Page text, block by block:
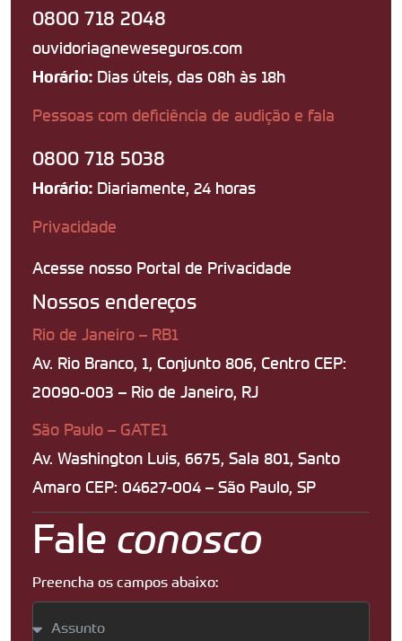
0800 718 2048
ouvidoria@neweseguros.com
Horário: Dias úteis, das 08h às 18h
Pessoas com deficiência de audição e fala
0800 718 5038
Horário: Diariamente, 24 horas
Privacidade
Acesse nosso Portal de Privacidade
Nossos endereços
Rio de Janeiro – RB1
Av. Rio Branco, 1, Conjunto 806, Centro CEP:
20090-003 – Rio de Janeiro, RJ
São Paulo – GATE1
Av. Washington Luis, 6675, Sala 801, Santo
Amaro CEP: 04627-004 – São Paulo, SP
Fale conosco
Preencha os campos abaixo: